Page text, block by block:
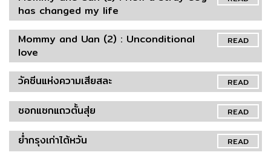
has changed my life
READ
Mommy and Uan (2) : Unconditional
love
READ
วัคซีนแห่งความเสียสละ
READ
ซอกแซกแถวตั้นสุ่ย
READ
ย่ำกรุงเก่าไต้หวัน